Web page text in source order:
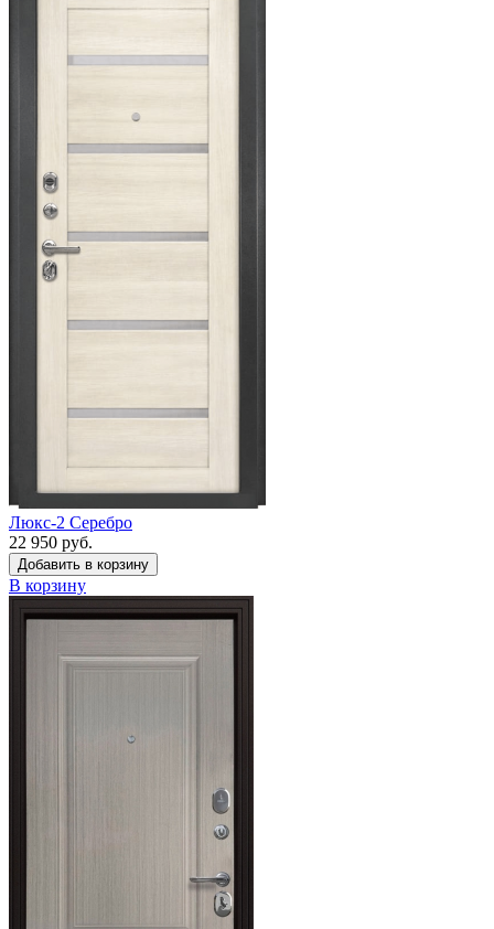
Люкс-2 Серебро
22 950 руб.
Добавить в корзину
В корзину